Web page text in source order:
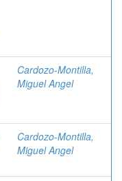
Cardozo-Montilla,
Miguel Angel
Cardozo-Montilla,
Miguel Angel